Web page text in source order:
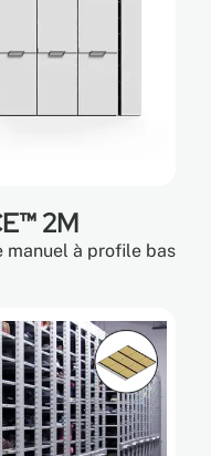
2M
manuel à profile bas